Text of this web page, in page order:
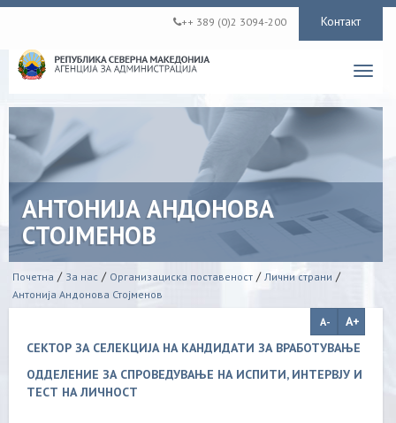
++ 389 (0)2 3094-200 Контакт
АНТОНИЈА АНДОНОВА
СТОЈМЕНОВ
Почетна / За нас / Организациска поставеност / Лични страни /
Антонија Андонова Стојменов
СЕКТОР ЗА СЕЛЕКЦИЈА НА КАНДИДАТИ ЗА ВРАБОТУВАЊЕ
ОДДЕЛЕНИЕ ЗА СПРОВЕДУВАЊЕ НА ИСПИТИ, ИНТЕРВЈУ И
ТЕСТ НА ЛИЧНОСТ